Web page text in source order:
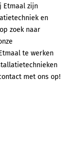
Etmaal zijn
en
zoek naar
te werken
met ons op!